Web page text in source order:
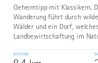
Geheimtipp mit Klassikern.
Wanderung führt durch
Wälder und ein Dorf,
Landbewirtschaftung im
DISTANZ